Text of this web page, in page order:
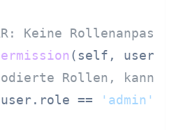
Keine
( self, user,
Rollen, kann
user.role == 'admin'